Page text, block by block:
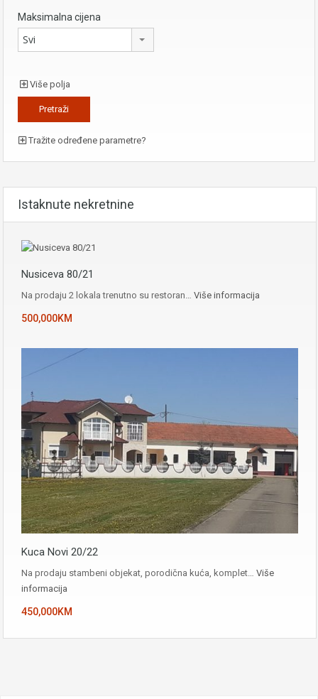
Maksimalna cijena
Svi
Više polja
Tražite određene parametre?
Istaknute nekretnine
Nusiceva 80/21
Na prodaju 2 lokala trenutno su restoran… Više informacija
500,000KM
Kuca Novi 20/22
Na prodaju stambeni objekat, porodična kuća, komplet… Više
informacija
450,000KM